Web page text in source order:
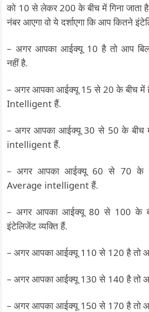
को 10 से लेकर 200 के बीच में गिना जाता
नंबर आएगा वो ये दर्शाएगा कि आप कितने
– अगर आपका आईक्यू 10 है तो आप
नहीं है.
– अगर आपका आईक्यू 15 से 20 के बीच में
Intelligent हैं.
– अगर आपका आईक्यू 30 से 50 के बीच
intelligent हैं.
– अगर आपका आईक्यू 60 से 70 के
Average intelligent हैं.
– अगर आपका आईक्यू 80 से 100 के
इंटेलिजेंट व्यक्ति हैं.
– अगर आपका आईक्यू 110 से 120 है तो
– अगर आपका आईक्यू 130 से 140 है तो आप
– अगर आपका आईक्यू 150 से 170 है तो